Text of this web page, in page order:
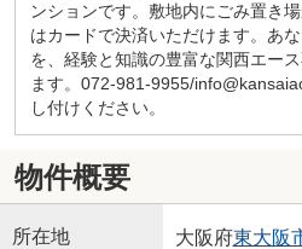
ンションです。敷地内にごみ置き
はカードで決済いただけます。あ
を、経験と知識の豊富な関西エー
ます。072-981-9955/
し付けください。
物件概要
所在地 大阪府東大阪